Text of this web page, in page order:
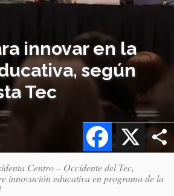
innovar en la
según
Tec
X
Facebook
Centro – Occidente del Tec,
innovación educativa en programa de la